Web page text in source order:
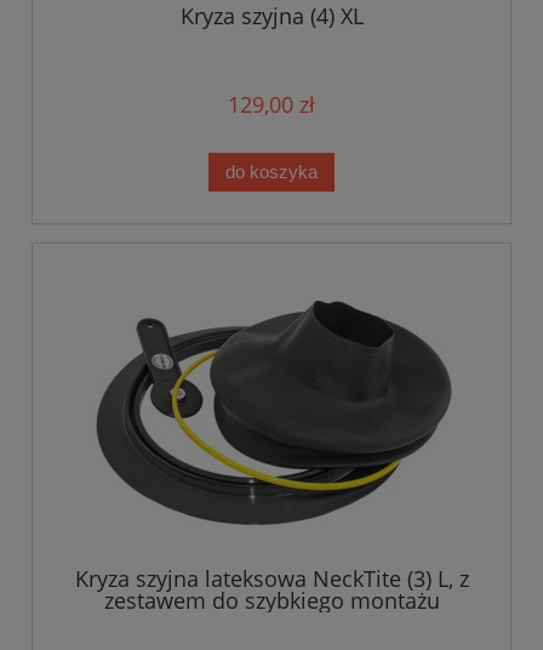
Kryza szyjna (4) XL
129,00 zł
do koszyka
Kryza szyjna lateksowa NeckTite (3) L, z
zestawem do szybkiego montażu